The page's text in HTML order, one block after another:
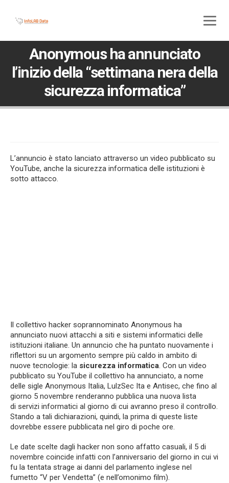
Anonymous ha annunciato
l’inizio della “settimana nera della
sicurezza informatica”
L’annuncio è stato lanciato attraverso un video pubblicato su
YouTube, anche la sicurezza informatica delle istituzioni è
sotto attacco.
Il collettivo hacker soprannominato Anonymous ha
annunciato nuovi attacchi a siti e sistemi informatici delle
istituzioni italiane. Un annuncio che ha puntato nuovamente i
riflettori su un argomento sempre più caldo in ambito di
nuove tecnologie: la sicurezza informatica. Con un video
pubblicato su YouTube il collettivo ha annunciato, a nome
delle sigle Anonymous Italia, LulzSec Ita e Antisec, che fino al
giorno 5 novembre renderanno pubblica una nuova lista
di servizi informatici al giorno di cui avranno preso il controllo.
Stando a tali dichiarazioni, quindi, la prima di queste liste
dovrebbe essere pubblicata nel giro di poche ore.
Le date scelte dagli hacker non sono affatto casuali, il 5 di
novembre coincide infatti con l’anniversario del giorno in cui vi
fu la tentata strage ai danni del parlamento inglese nel
fumetto “V per Vendetta” (e nell’omonimo film).